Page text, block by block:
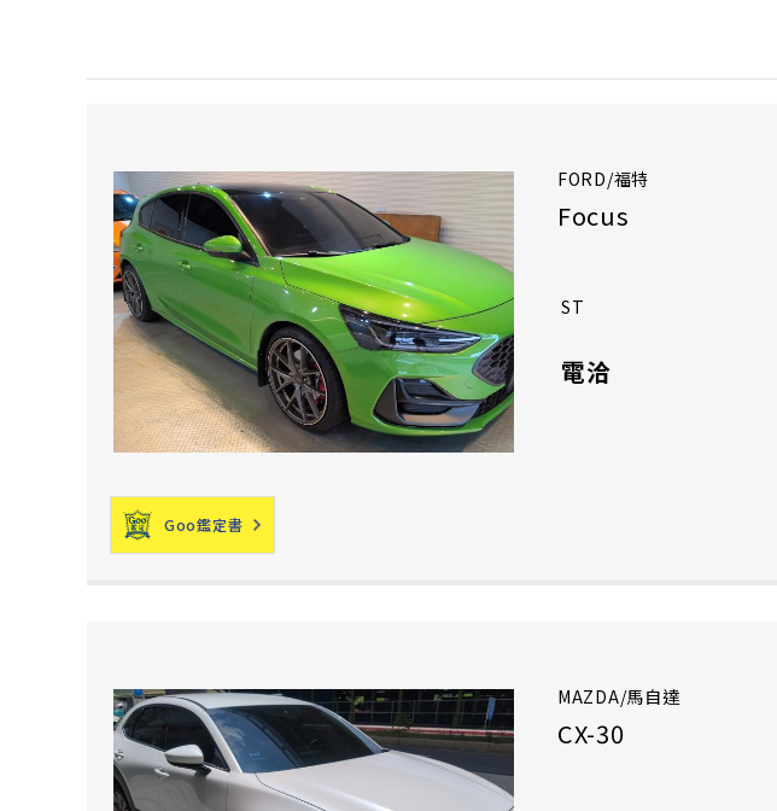
FORD/福特
Focus
ST
電洽
Goo鑑定書
MAZDA/馬自達
CX-30